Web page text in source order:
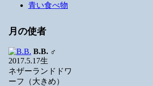
青い食べ物
月の使者
B.B.♂
2017.5.17生
ネザーランドドワ
ーフ（大きめ）